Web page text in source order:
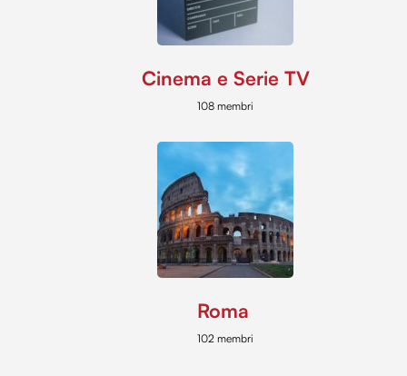
Cinema e Serie TV
108 membri
Roma
102 membri